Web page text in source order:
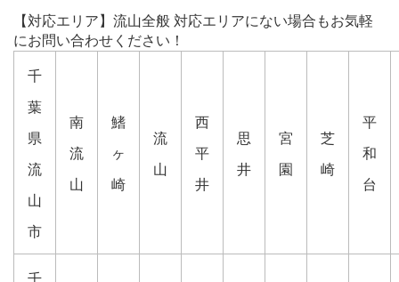
【対応エリア】流山全般 対応エリアにない場合もお気軽
にお問い合わせください！
千
葉
県
流
山
市
南
流
山
鰭
ヶ
崎
流
山
西
平
井
思
井
宮
園
芝
崎
平
和
台
千